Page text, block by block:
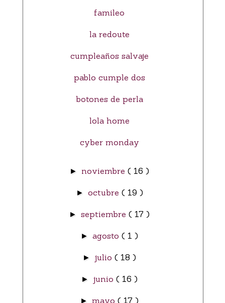
famileo
la redoute
cumpleaños salvaje
pablo cumple dos
botones de perla
lola home
cyber monday
► noviembre ( 16 )
► octubre ( 19 )
► septiembre ( 17 )
► agosto ( 1 )
► julio ( 18 )
► junio ( 16 )
► mayo ( 17 )